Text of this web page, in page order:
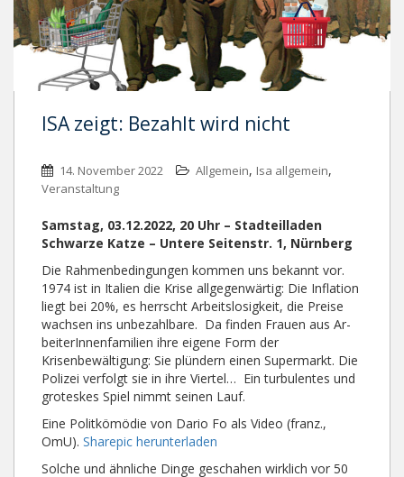
ISA zeigt: Bezahlt wird nicht
14. November 2022 Allgemein, Isa allgemein,
Veranstaltung
Samstag, 03.12.2022, 20 Uhr – Stadteilladen
Schwarze Katze – Untere Seitenstr. 1, Nürnberg
Die Rahmenbedingungen kommen uns bekannt vor.
1974 ist in Italien die Krise all­ge­genwärtig: Die Inflation
liegt bei 20%, es herrscht Arbeitslosigkeit, die Preise
wachsen ins unbezahlbare. Da finden Frauen aus Ar­
bei­ter­In­nen­fa­mi­li­en ihre eigene Form der
Krisenbewältigung: Sie plündern ei­nen Supermarkt. Die
Polizei verfolgt sie in ihre Viertel… Ein turbulentes und
groteskes Spiel nimmt seinen Lauf.
Eine Politkömödie von Dario Fo als Video (franz.,
OmU). Sharepic herunterladen
Solche und ähnliche Dinge geschahen wirklich vor 50